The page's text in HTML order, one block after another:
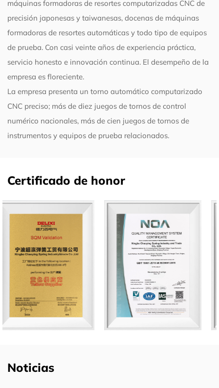
máquinas formadoras de resortes computarizadas CNC de
precisión japonesas y taiwanesas, docenas de máquinas
formadoras de resortes automáticas y todo tipo de equipos
de prueba. Con casi veinte años de experiencia práctica,
servicio honesto e innovación continua. El desempeño de la
empresa es floreciente.
La empresa presenta un torno automático computarizado
CNC preciso; más de diez juegos de tornos de control
numérico nacionales, más de cien juegos de tornos de
instrumentos y equipos de prueba relacionados.
Certificado de honor
Noticias